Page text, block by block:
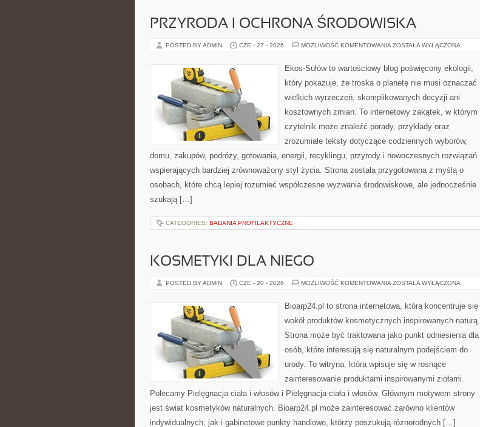
PRZYRODA I OCHRONA ŚRODOWISKA
POSTED BY ADMIN CZE - 27 - 2026 MOŻLIWOŚĆ KOMENTOWANIA PRZYRODA
ŚRODOWISKA
ZOSTAŁA WYŁĄCZONA
Ekos-Sułów to wartościowy blog poświęcony ekologii,
który pokazuje, że troska o planetę nie musi oznaczać
wielkich wyrzeczeń, skomplikowanych decyzji ani
kosztownych zmian. To internetowy zakątek, w którym
czytelnik może znaleźć porady, przykłady oraz
zrozumiałe teksty dotyczące codziennych wyborów,
domu, zakupów, podróży, gotowania, energii, recyklingu, przyrody i nowoczesnych rozwiązań
wspierających bardziej zrównoważony styl życia. Strona została przygotowana z myślą o
osobach, które chcą lepiej rozumieć współczesne wyzwania środowiskowe, ale jednocześnie
szukają […]
CATEGORIES: BADANIA PROFILAKTYCZNE
KOSMETYKI DLA NIEGO
POSTED BY ADMIN CZE - 20 - 2026 MOŻLIWOŚĆ KOMENTOWANIA KOSMETYKI
ZOSTAŁA WYŁĄCZONA
Bioarp24.pl to strona internetowa, która koncentruje się
wokół produktów kosmetycznych inspirowanych naturą.
Strona może być traktowana jako punkt odniesienia dla
osób, które interesują się naturalnym podejściem do
urody. To witryna, która wpisuje się w rosnące
zainteresowanie produktami inspirowanymi ziołami.
Polecamy Pielęgnacja ciała i włosów i Pielęgnacja ciała i włosów. Głównym motywem strony
jest świat kosmetyków naturalnych. Bioarp24.pl może zainteresować zarówno klientów
indywidualnych, jak i gabinetowe punkty handlowe, którzy poszukują różnorodnych […]